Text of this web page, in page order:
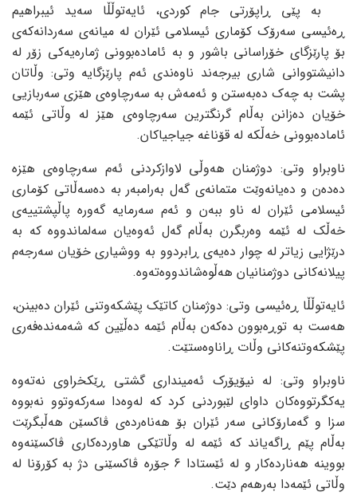
بە پێی ڕاپۆرتی جام کوردی، ئایەتوڵڵا سەید ئیبراهیم
ڕەئیسی سەرۆک کۆماری ئیسلامی ئێران لە میانەی سەردانەکەی
بۆ پارێزگای خۆراسانی باشور و بە ئامادەبوونی ژمارەیەکی زۆر لە
دانیشتووانی شاری بیرجەند ناوەندی ئەم پارێزگایە وتی: وڵاتان
پشت بە چەک دەبەستن و ئەمەش بە سەرچاوەی هێزی سەربازیی
خۆیان دەزانن بەڵام گرنگترین سەرچاوەی هێز لە وڵاتی ئێمە
ئامادەبوونی خەڵکە لە قۆناغە جیاجیاکان.
ناوبراو وتی: دوژمنان هەوڵی لاوازکردنی ئەم سەرچاوەی هێزە
دەدەن و دەیانەوێت متمانەی گەل بەرامبەر بە دەسەڵاتی کۆماری
ئیسلامی ئێران لە ناو ببەن و ئەم سەرمایە گەورە پاڵپشتییەی
خەڵک لە ئێمە وەربگرن بەڵام گەل ئەوەیان سەلماندووە کە بە
درێژایی زیاتر لە چوار دەیەی ڕابردوو بە ووشیاری خۆیان سەرجەم
پیلانەکانی دوژمنانیان هەڵوەشاندووەتەوە.
ئایەتوڵڵا ڕەئیسی وتی: دوژمنان کاتێک پێشکەوتنی ئێران دەبینن،
هەست بە توڕەبوون دەکەن بەڵام ئێمە دەڵێین کە شەمەندەفەری
پێشکەوتنەکانی وڵات ڕاناوەستێت.
ناوبراو وتی: لە نیۆیۆرک ئەمینداری گشتی ڕێکخراوی نەتەوە
یەکگرتووەکان داوای لێبوردنی کرد کە لەوەدا سەرکەوتوو نەبووە
سزا و گەمارۆکانی سەر ئێران بۆ هەناەردەی ڤاکسێن هەڵبگرێت
بەڵام پێم ڕاگەیاند کە ئێمە لە وڵاتێکی هاوردەکاری ڤاکسێنەوە
بووینە هەناردەکار و لە ئێستادا 6 جۆرە ڤاکسێنی دژ بە کۆرۆنا لە
وڵاتی ئێمەدا بەرهەم دێت.